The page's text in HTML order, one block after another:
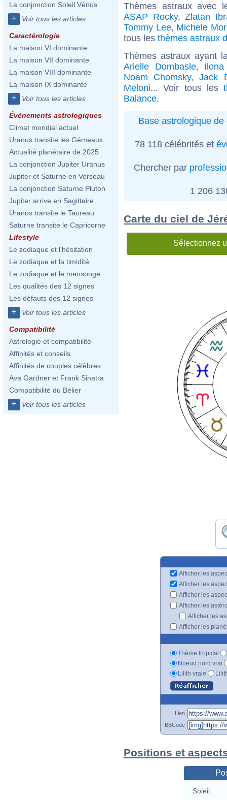
La conjonction Soleil Vénus
+ Voir tous les articles
Caractérologie
La maison VI dominante
La maison VII dominante
La maison VIII dominante
La maison IX dominante
+ Voir tous les articles
Évènements astrologiques
Climat mondial actuel
Uranus transite les Gémeaux
Actualité planétaire de 2025
La conjonction Jupiter Uranus
Jupiter et Saturne en Verseau
La conjonction Saturne Pluton
Jupiter arrive en Sagittaire
Uranus transite le Taureau
Saturne transite le Capricorne
Lifestyle
Le zodiaque et l'hésitation
Le zodiaque et la timidité
Le zodiaque et le mensonge
Les qualités des 12 signes
Les défauts des 12 signes
+ Voir tous les articles
Compatibilité
Astrologie et compatibilité
Affinités et conseils
Affinités de couples célèbres
Ava Gardner et Frank Sinatra
Compatibilité du Bélier
+ Voir tous les articles
Thèmes astraux avec
ASAP Rocky,Zlatan
Tommy Lee, Michele
tous les thèmes astraux
Thèmes astraux ayant
Arielle Dombasle,
Noam Chomsky,Jack
Meloni... Voir tous les
Balance.
Base astrologique de
78 118 célébrités et
Chercher par
1 206
Carte du ciel de
Sélectionnez
Afficher les
Afficher les
Afficher les
Afficher les
Afficher les
Afficher les
Thème tropical
Noeud nord vrai
Lilith vraie
Lien
BBCode
Positions et
Soleil